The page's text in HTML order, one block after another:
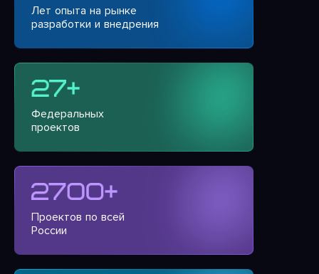
Лет опыта на рынке
разработки и внедрения
Федеральных
проектов
Проектов по всей
России